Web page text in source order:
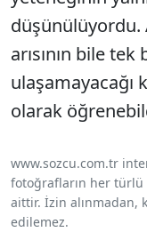
düşünülüyordu.
arısının bile tek
ulaşamayacağı
olarak
www.sozcu.com.tr
fotoğrafların her türlü
aittir. İzin alınmadan,
edilemez.